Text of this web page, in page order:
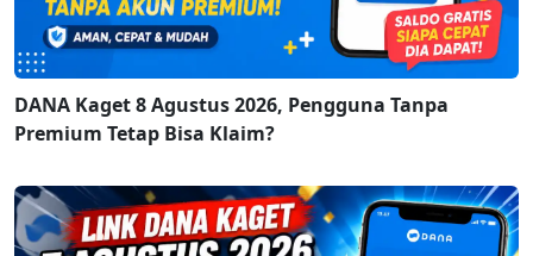
DANA Kaget 8 Agustus 2026, Pengguna Tanpa
Premium Tetap Bisa Klaim?